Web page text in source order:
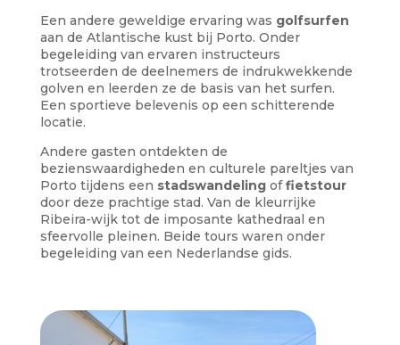
Een andere geweldige ervaring was golfsurfen
aan de Atlantische kust bij Porto. Onder
begeleiding van ervaren instructeurs
trotseerden de deelnemers de indrukwekkende
golven en leerden ze de basis van het surfen.
Een sportieve belevenis op een schitterende
locatie.
Andere gasten ontdekten de
bezienswaardigheden en culturele pareltjes van
Porto tijdens een stadswandelingoffietstour
door deze prachtige stad. Van de kleurrijke
Ribeira-wijk tot de imposante kathedraal en
sfeervolle pleinen. Beide tours waren onder
begeleiding van een Nederlandse gids.